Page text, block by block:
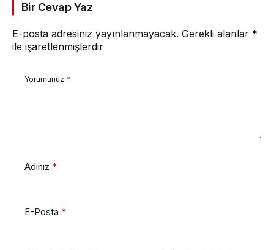
Bir Cevap Yaz
E-posta adresiniz yayınlanmayacak. Gerekli alanlar *
ile işaretlenmişlerdir
Yorumunuz *
Adınız *
E-Posta *